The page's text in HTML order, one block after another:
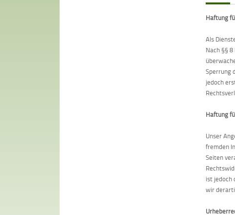
Haftung
Als
Nach §§
Sperrung
jedoch
Haftung
Unser
fremden
Seiten
ist jedoch
wir